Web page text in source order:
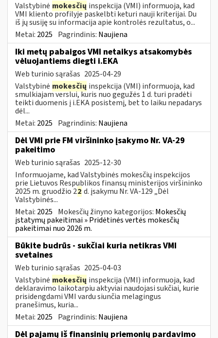
Valstybinė mokesčių inspekcija (VMI) informuoja, kad
VMI kliento profilyje paskelbti keturi nauji kriterijai. Du
iš jų susiję su informacija apie kontrolės rezultatus, o...
Metai: 2025 Pagrindinis: Naujiena
Iki metų pabaigos VMI netaikys atsakomybės
vėluojantiems diegti i.EKA
Web turinio sąrašas 2025-04-29
Valstybinė mokesčių inspekcija (VMI) informuoja, kad
smulkiajam verslui, kuris nuo gegužės 1 d. turi pradėti
teikti duomenis į i.EKA posistemį, bet to laiku nepadarys
dėl...
Metai: 2025 Pagrindinis: Naujiena
Dėl VMI prie FM viršininko įsakymo Nr. VA-29
pakeitimo
Web turinio sąrašas 2025-12-30
Informuojame, kad Valstybinės mokesčių inspekcijos
prie Lietuvos Respublikos finansų ministerijos viršininko
2025 m. gruodžio 22 d. įsakymu Nr. VA-129 „Dėl
Valstybinės...
Metai: 2025 Mokesčių žinyno kategorijos: Mokesčių
įstatymų pakeitimai » Pridėtinės vertės mokesčių
pakeitimai nuo 2026 m.
Būkite budrūs - sukčiai kuria netikras VMI
svetaines
Web turinio sąrašas 2025-04-03
Valstybinė mokesčių inspekcija (VMI) informuoja, kad
deklaravimo laikotarpiu aktyviai naudojasi sukčiai, kurie
prisidengdami VMI vardu siunčia melagingus
pranešimus, kuria...
Metai: 2025 Pagrindinis: Naujiena
Dėl pajamų iš finansinių priemonių pardavimo